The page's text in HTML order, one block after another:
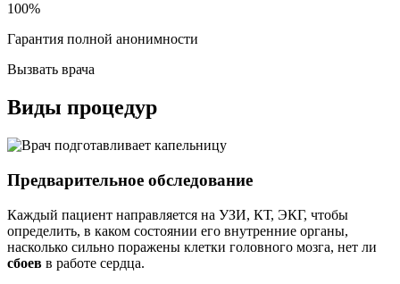
100%
Гарантия полной анонимности
Вызвать врача
Виды процедур
Предварительное обследование
Каждый пациент направляется на УЗИ, КТ, ЭКГ, чтобы
определить, в каком состоянии его внутренние органы,
насколько сильно поражены клетки головного мозга, нет ли
сбоев в работе сердца.